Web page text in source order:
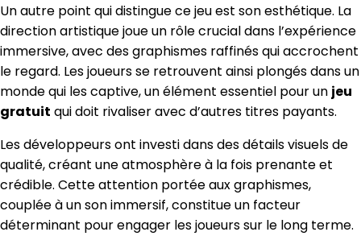
Un autre point qui distingue ce jeu est son esthétique. La
direction artistique joue un rôle crucial dans l’expérience
immersive, avec des graphismes raffinés qui accrochent
le regard. Les joueurs se retrouvent ainsi plongés dans un
monde qui les captive, un élément essentiel pour un jeu
gratuit qui doit rivaliser avec d’autres titres payants.
Les développeurs ont investi dans des détails visuels de
qualité, créant une atmosphère à la fois prenante et
crédible. Cette attention portée aux graphismes,
couplée à un son immersif, constitue un facteur
déterminant pour engager les joueurs sur le long terme.